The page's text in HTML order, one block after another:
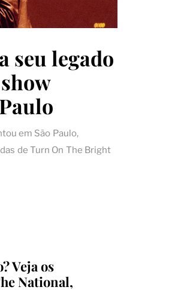
seu legado
em São Paulo,
de Turn On The Bright
Veja os
National,